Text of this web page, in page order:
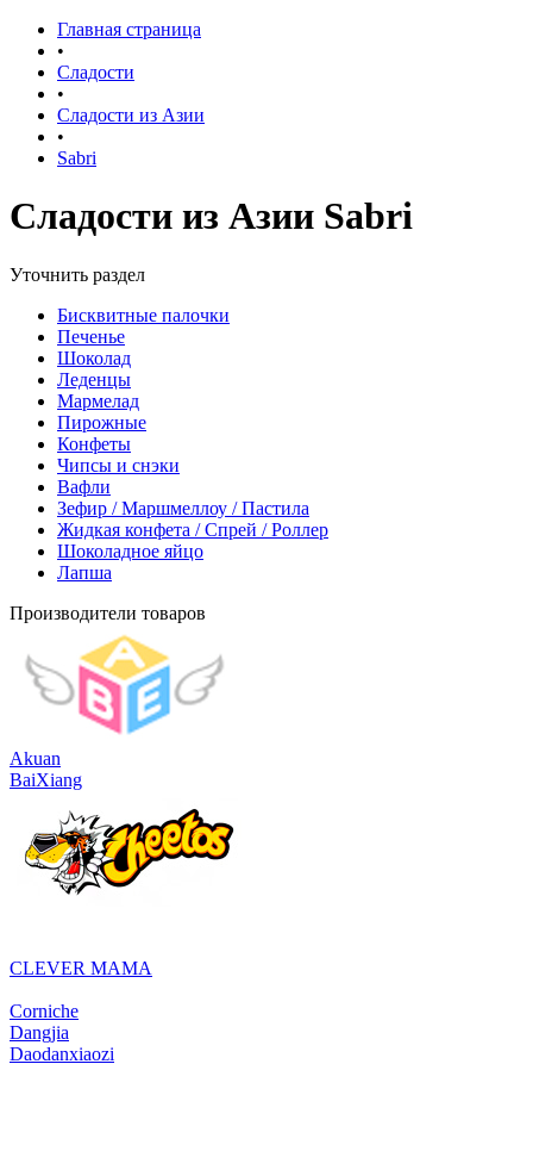
Главная страница
•
Сладости
•
Сладости из Азии
•
Sabri
Сладости из Азии Sabri
Уточнить раздел
Бисквитные палочки
Печенье
Шоколад
Леденцы
Мармелад
Пирожные
Конфеты
Чипсы и снэки
Вафли
Зефир / Маршмеллоу / Пастила
Жидкая конфета / Спрей / Роллер
Шоколадное яйцо
Лапша
Производители товаров
Akuan
BaiXiang
CLEVER MAMA
Corniche
Dangjia
Daodanxiaozi